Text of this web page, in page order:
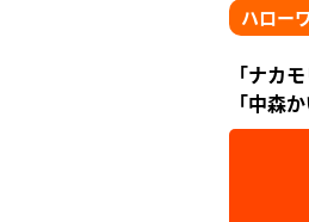
ハロー
「ナカ
「中森